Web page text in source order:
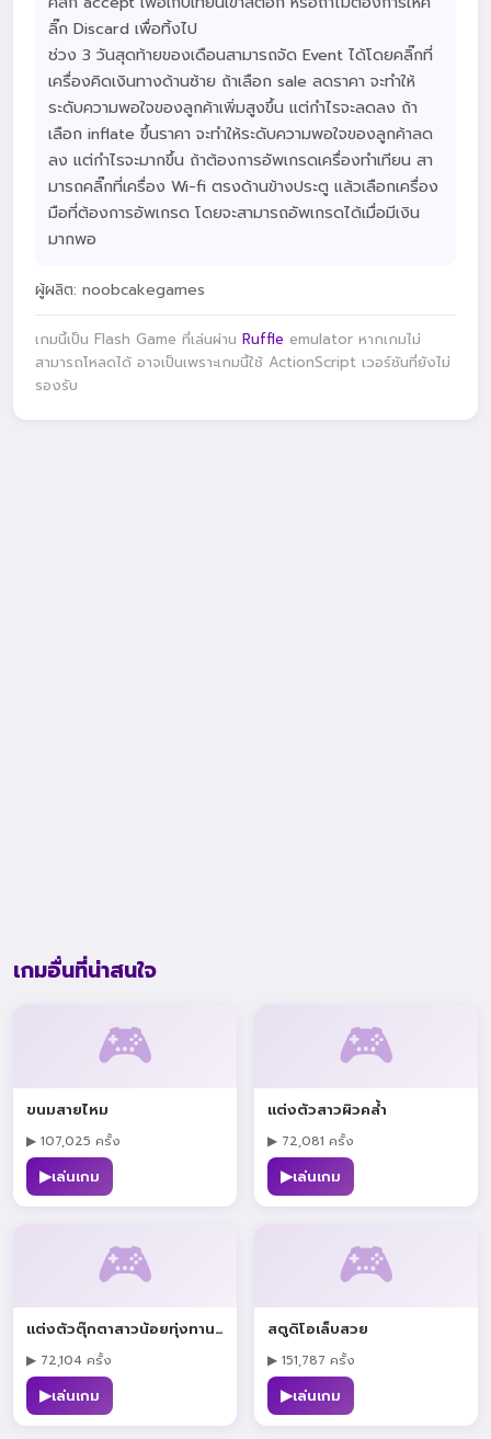
ลิ๊ก Discard เพื่อทิ้งไป
ช่วง 3 วันสุดท้ายของเดือนสามารถจัด Event ได้โดยคลิ๊กที่
เครื่องคิดเงินทางด้านซ้าย ถ้าเลือก sale ลดราคา จะทำให้
ระดับความพอใจของลูกค้าเพิ่มสูงขึ้น แต่กำไรจะลดลง ถ้า
เลือก inflate ขึ้นราคา จะทำให้ระดับความพอใจของลูกค้าลด
ลง แต่กำไรจะมากขึ้น ถ้าต้องการอัพเกรดเครื่องทำเทียน สา
มารถคลิ๊กที่เครื่อง Wi-fi ตรงด้านข้างประตู แล้วเลือกเครื่อง
มือที่ต้องการอัพเกรด โดยจะสามารถอัพเกรดได้เมื่อมีเงิน
มากพอ
ผู้ผลิต: noobcakegames
เกมนี้เป็น Flash Game ที่เล่นผ่าน Ruffle emulator หากเกมไม่
สามารถโหลดได้ อาจเป็นเพราะเกมนี้ใช้ ActionScript เวอร์ชันที่ยังไม่
รองรับ
เกมอื่นที่น่าสนใจ
🎮
ขนมสายไหม
▶ 107,025 ครั้ง
▶เล่นเกม
🎮
แต่งตัวสาวผิวคล้ำ
▶ 72,081 ครั้ง
▶เล่นเกม
🎮
แต่งตัวตุ๊กตาสาวน้อยทุ่งทานตะวัน
▶ 72,104 ครั้ง
▶เล่นเกม
🎮
สตูดิโอเล็บสวย
▶ 151,787 ครั้ง
▶เล่นเกม